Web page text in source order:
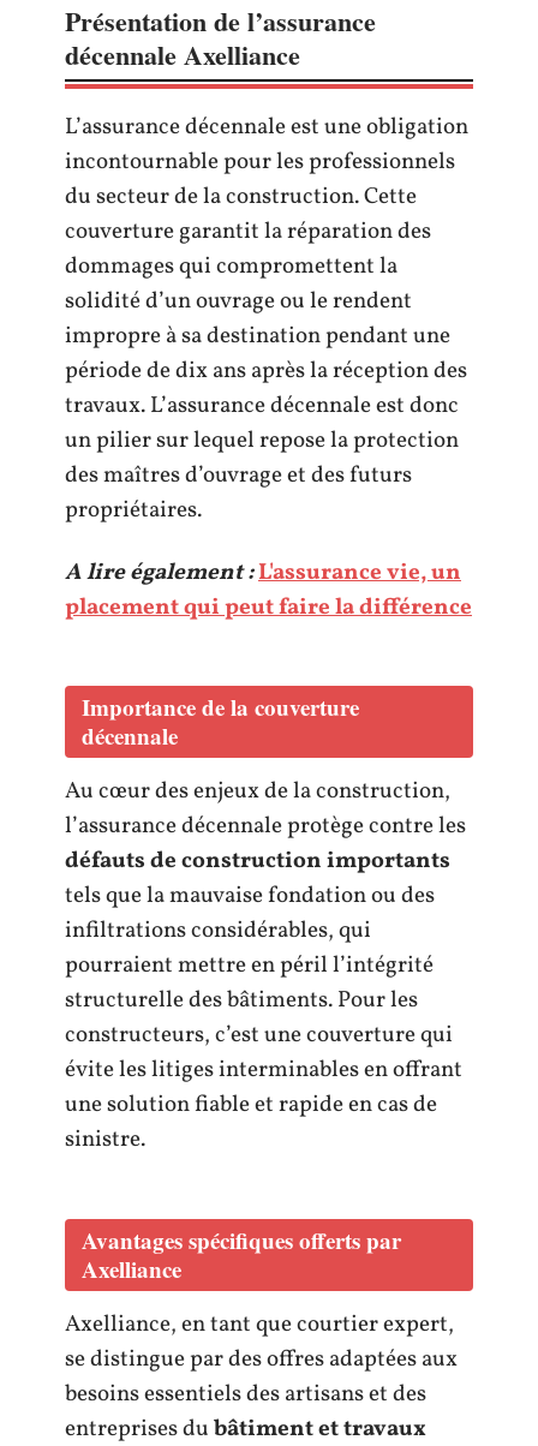
Présentation de l’assurance
décennale Axelliance
L’assurance décennale est une obligation
incontournable pour les professionnels
du secteur de la construction. Cette
couverture garantit la réparation des
dommages qui compromettent la
solidité d’un ouvrage ou le rendent
impropre à sa destination pendant une
période de dix ans après la réception des
travaux. L’assurance décennale est donc
un pilier sur lequel repose la protection
des maîtres d’ouvrage et des futurs
propriétaires.
A lire également :L'assurance vie, un
placement qui peut faire la différence
Importance de la couverture
décennale
Au cœur des enjeux de la construction,
l’assurance décennale protège contre les
défauts de construction importants
tels que la mauvaise fondation ou des
infiltrations considérables, qui
pourraient mettre en péril l’intégrité
structurelle des bâtiments. Pour les
constructeurs, c’est une couverture qui
évite les litiges interminables en offrant
une solution fiable et rapide en cas de
sinistre.
Avantages spécifiques offerts par
Axelliance
Axelliance, en tant que courtier expert,
se distingue par des offres adaptées aux
besoins essentiels des artisans et des
entreprises dubâtiment et travaux